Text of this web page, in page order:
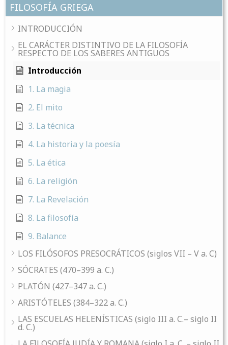
FILOSOFÍA GRIEGA
INTRODUCCIÓN
EL CARÁCTER DISTINTIVO DE LA FILOSOFÍA
RESPECTO DE LOS SABERES ANTIGUOS
Introducción
1. La magia
2. El mito
3. La técnica
4. La historia y la poesía
5. La ética
6. La religión
7. La Revelación
8. La filosofía
9. Balance
LOS FILÓSOFOS PRESOCRÁTICOS (siglos VII – V a. C)
SÓCRATES (470–399 a. C.)
PLATÓN (427–347 a. C.)
ARISTÓTELES (384–322 a. C.)
LAS ESCUELAS HELENÍSTICAS (siglo III a. C.– siglo II
d. C.)